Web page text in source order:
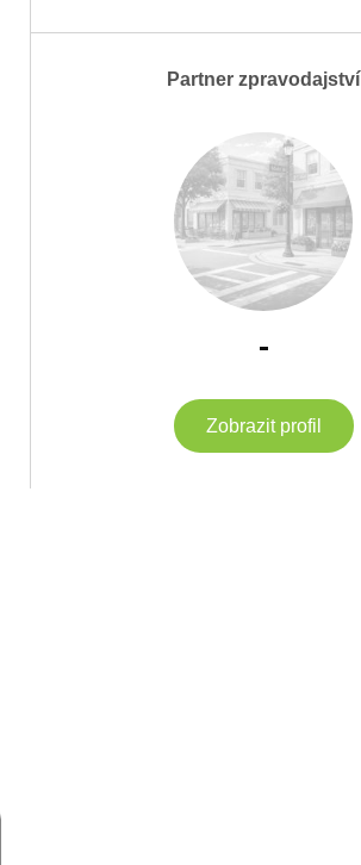
Partner zpravodajství
-
Zobrazit profil